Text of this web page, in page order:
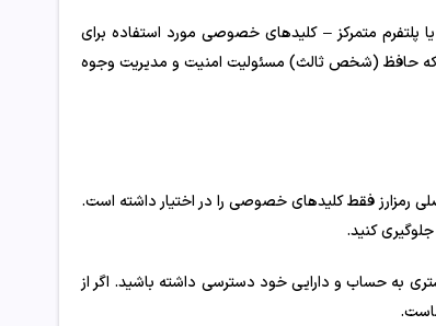
متمرکز – کلیدهای خصوصی مورد استفاده برای
که حافظ (شخص ثالث) مسئولیت امنیت و مدیریت وجوه
رمزارز فقط کلیدهای خصوصی را در اختیار داشته است.
کنید.
به حساب و دارایی خود دسترسی داشته باشید. اگر از